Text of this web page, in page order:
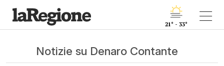
21° - 33°
Notizie su Denaro Contante